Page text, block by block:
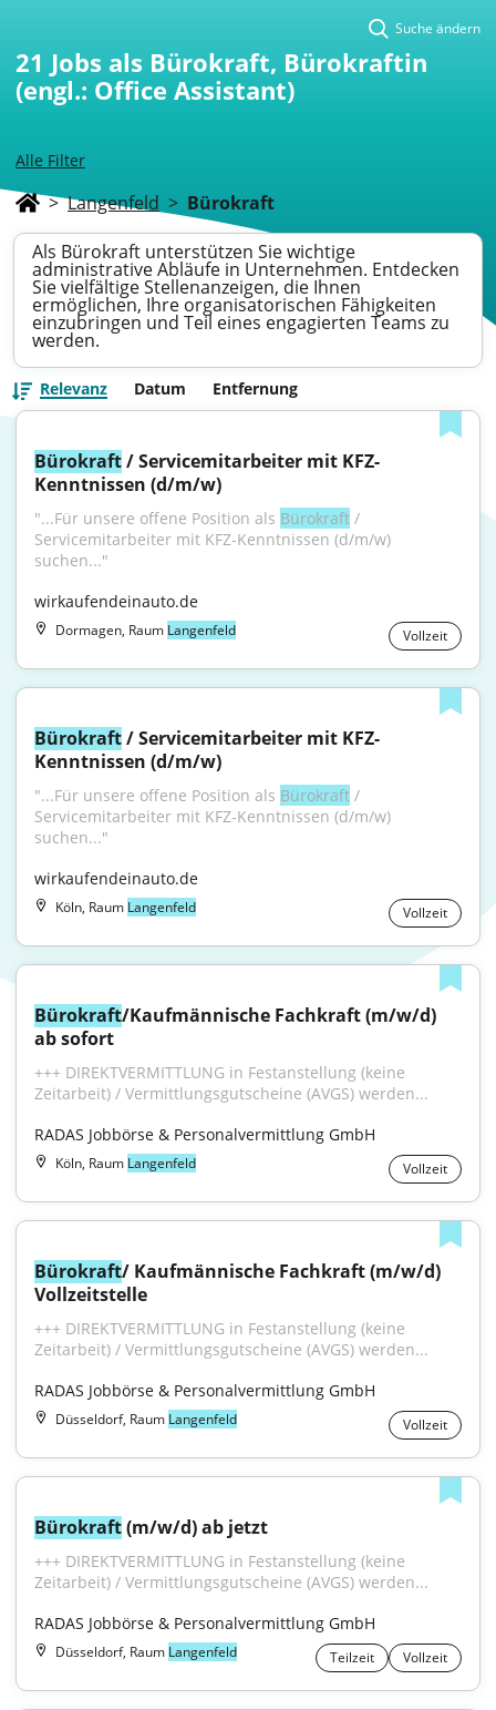
Alle Filter
Suche ändern
21 Jobs als Bürokraft, Bürokraftin
(engl.: Office Assistant)
> Langenfeld > Bürokraft
Als Bürokraft unterstützen Sie wichtige
administrative Abläufe in Unternehmen. Entdecken
Sie vielfältige Stellenanzeigen, die Ihnen
ermöglichen, Ihre organisatorischen Fähigkeiten
einzubringen und Teil eines engagierten Teams zu
werden.
Relevanz Datum Entfernung
Bürokraft / Servicemitarbeiter mit KFZ-
Kenntnissen (d/m/w)
"...Für unsere offene Position als Bürokraft /
Servicemitarbeiter mit KFZ-Kenntnissen (d/m/w)
suchen..."
wirkaufendeinauto.de
Dormagen, Raum Langenfeld Vollzeit
Bürokraft / Servicemitarbeiter mit KFZ-
Kenntnissen (d/m/w)
"...Für unsere offene Position als Bürokraft /
Servicemitarbeiter mit KFZ-Kenntnissen (d/m/w)
suchen..."
wirkaufendeinauto.de
Köln, Raum Langenfeld Vollzeit
Bürokraft/Kaufmännische Fachkraft (m/w/d)
ab sofort
+++ DIREKTVERMITTLUNG in Festanstellung (keine
Zeitarbeit) / Vermittlungsgutscheine (AVGS) werden...
RADAS Jobbörse & Personalvermittlung GmbH
Köln, Raum Langenfeld Vollzeit
Bürokraft/ Kaufmännische Fachkraft (m/w/d)
Vollzeitstelle
+++ DIREKTVERMITTLUNG in Festanstellung (keine
Zeitarbeit) / Vermittlungsgutscheine (AVGS) werden...
RADAS Jobbörse & Personalvermittlung GmbH
Düsseldorf, Raum Langenfeld Vollzeit
Bürokraft (m/w/d) ab jetzt
+++ DIREKTVERMITTLUNG in Festanstellung (keine
Zeitarbeit) / Vermittlungsgutscheine (AVGS) werden...
RADAS Jobbörse & Personalvermittlung GmbH
Düsseldorf, Raum Langenfeld Teilzeit Vollzeit